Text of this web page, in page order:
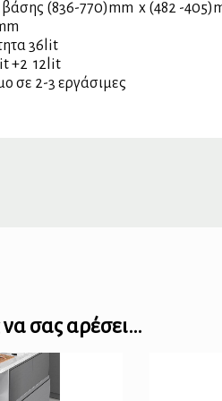
(836-770)mm x (482 -
36lit
+2 12lit
σε 2-3 εργάσιμες
σας αρέσει…